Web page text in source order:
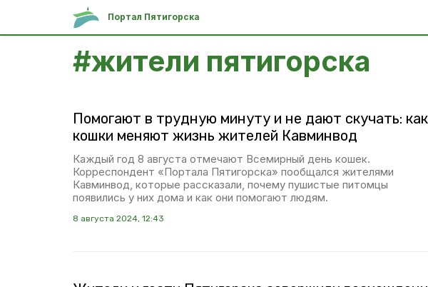
Портал Пятигорска
#жители пятигорска
Помогают в трудную минуту и не дают скучать: как
кошки меняют жизнь жителей Кавминвод
Каждый год 8 августа отмечают Всемирный день кошек.
Корреспондент «Портала Пятигорска» пообщался жителями
Кавминвод, которые рассказали, почему пушистые питомцы
появились у них дома и как они помогают людям.
8 августа 2024, 12:43